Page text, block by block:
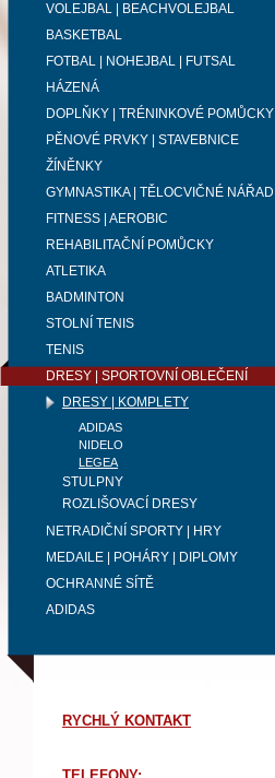
VOLEJBAL | BEACHVOLEJBAL
BASKETBAL
FOTBAL | NOHEJBAL | FUTSAL
HÁZENÁ
DOPLŇKY | TRÉNINKOVÉ POMŮCKY
PĚNOVÉ PRVKY | STAVEBNICE
ŽÍNĚNKY
GYMNASTIKA | TĚLOCVIČNÉ NÁŘADÍ
FITNESS | AEROBIC
REHABILITAČNÍ POMŮCKY
ATLETIKA
BADMINTON
STOLNÍ TENIS
TENIS
DRESY | SPORTOVNÍ OBLEČENÍ
DRESY | KOMPLETY
ADIDAS
NIDELO
LEGEA
STULPNY
ROZLIŠOVACÍ DRESY
NETRADIČNÍ SPORTY | HRY
MEDAILE | POHÁRY | DIPLOMY
OCHRANNÉ SÍTĚ
ADIDAS
RYCHLÝ KONTAKT